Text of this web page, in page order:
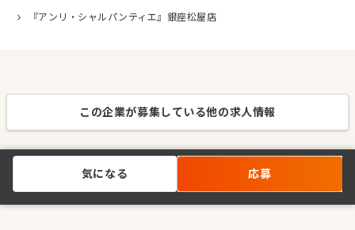
『アンリ・シャルパンティエ』銀座松屋店
この企業が募集している他の求人情報
気になる 応募